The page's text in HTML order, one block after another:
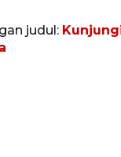
judul:
23 Juli 2026